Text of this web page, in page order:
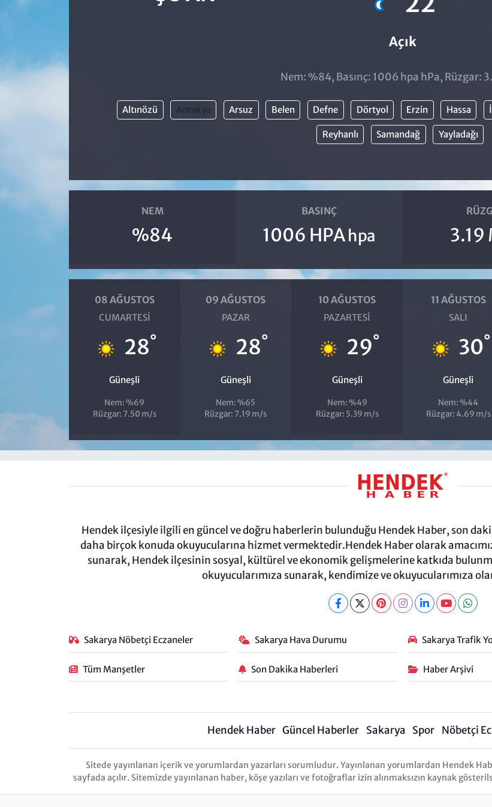
Açık
Nem: %84, Basınç: 1006 hpa hPa, Rüzgar:
Altınözü Antakya Arsuz Belen Defne Dörtyol Erzin Hassa
Reyhanlı Samandağ Yayladağı
NEM
%84
BASINÇ
1006 HPAhpa 3.19
08 AĞUSTOS
CUMARTESI
28°
Güneşli
Nem: %69
Rüzgar: 7.50 m/s
09 AĞUSTOS
PAZAR
28°
Güneşli
Nem: %65
Rüzgar: 7.19 m/s
10 AĞUSTOS
PAZARTESI
29°
Güneşli
Nem: %49
Rüzgar: 5.39 m/s
11 AĞUSTOS
SALI
30°
Güneşli
Nem: %44
Rüzgar: 4.69 m/s
Hendek ilçesiyle ilgili en güncel ve doğru haberlerin bulunduğu Hendek Haber, son
daha birçok konuda okuyucularına hizmet vermektedir.Hendek Haber olarak
sunarak, Hendek ilçesinin sosyal, kültürel ve ekonomik gelişmelerine katkıda
okuyucularımıza sunarak, kendimize ve okuyucularımıza
Sakarya Nöbetçi Eczaneler Sakarya Hava Durumu Sakarya Trafik
Tüm Manşetler Son Dakika Haberleri Haber Arşivi
Hendek Haber Güncel Haberler Sakarya Spor Nöbetçi
Sitede yayınlanan içerik ve yorumlardan yazarları sorumludur. Yayınlanan yorumlardan Hendek
sayfada açılır. Sitemizde yayınlanan haber, köşe yazıları ve fotoğraflar izin alınmaksızın kaynak